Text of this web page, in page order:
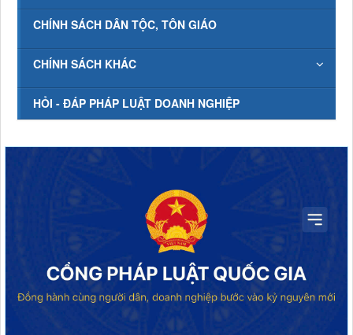
CHÍNH SÁCH DÂN TỘC, TÔN GIÁO
CHÍNH SÁCH KHÁC
HỎI - ĐÁP PHÁP LUẬT DOANH NGHIỆP